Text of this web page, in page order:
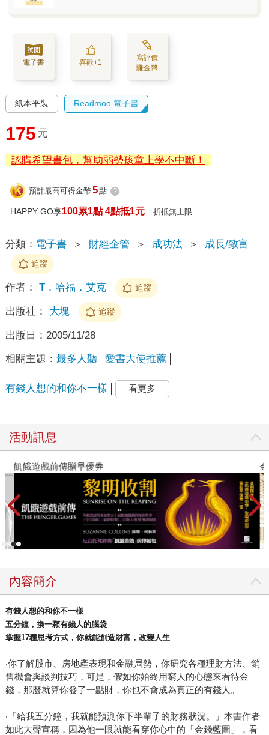
電子書 喜歡+1
寫評價
賺金幣
紙本平裝 Readmoo 電子書
175 元
認購希望書包，幫助弱勢孩童上學不中斷！
預計最高可得金幣 5點 ?
HAPPY GO享100累1點 4點抵1元 折抵無上限
分類： 電子書 ＞ 財經企管 ＞ 成功法 ＞ 成長/致富
追蹤
作者： T．哈福．艾克 追蹤
出版社： 大塊 追蹤
出版日： 2005/11/28
相關主題： 最多人聽 愛書大使推薦
有錢人想的和你不一樣 看更多
活動訊息
飢餓遊戲前傳贈早優券
內容簡介
有錢人想的和你不一樣
五分鐘，換一顆有錢人的腦袋
掌握17種思考方式，你就能創造財富，改變人生
‧你了解股市、房地產表現和金融局勢，你研究各種理財方法、銷
售機會與談判技巧，可是，假如你始終用窮人的心態來看待金
錢，那麼就算你發了一點財，你也不會成為真正的有錢人。
‧「給我五分鐘，我就能預測你下半輩子的財務狀況。」本書作者
如此大聲宣稱，因為他一眼就能看穿你心中的「金錢藍圖」，看